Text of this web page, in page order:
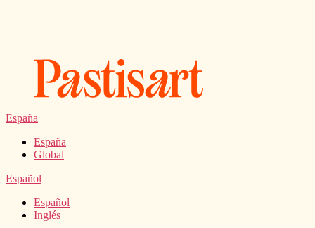
España
España
Global
Español
Español
Inglés